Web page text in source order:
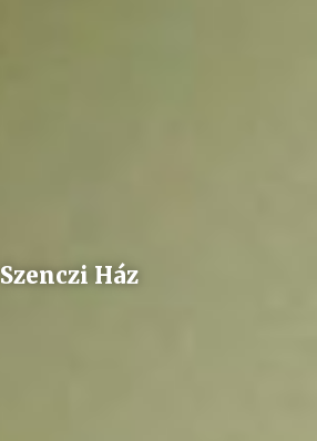
Szenczi Ház